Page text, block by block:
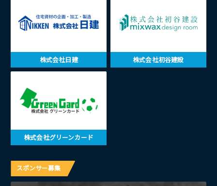
株式会社日建 株式会社初谷建設
株式会社グリーンカード
スポンサー募集